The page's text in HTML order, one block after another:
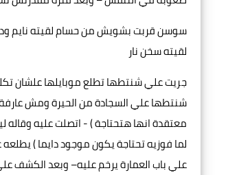
سوسن قربت بشويش من حسام لقيته نايم
لقيته سخن نار
جريت علي شنتطها تطلع موبايلها
شنتطها علي السجادة من الحيرة ومش
معتقدة انها هتحتاجة ) - اتصلت عليه
لما فوزيه تحتاجة يكون موجود دايما )
علي باب العمارة يرخم عليه– وبعد الكشف